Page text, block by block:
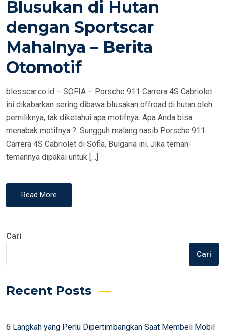
E
D
N
Blusukan di Hutan
dengan Sportscar
Mahalnya – Berita
Otomotif
blesscar.co.id – SOFIA – Porsche 911 Carrera 4S Cabriolet
ini dikabarkan sering dibawa blusakan offroad di hutan oleh
pemiliknya, tak diketahui apa motifnya. Apa Anda bisa
menabak motifnya ?. Sungguh malang nasib Porsche 911
Carrera 4S Cabriolet di Sofia, Bulgaria ini. Jika teman-
temannya dipakai untuk […]
Read More
Cari
Cari
Recent Posts
6 Langkah yang Perlu Dipertimbangkan Saat Membeli Mobil